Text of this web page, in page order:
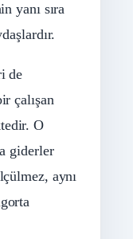
yanı sıra
de
çalışan
O
giderler
aynı